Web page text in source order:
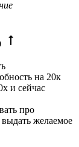
на 20к
и сейчас
про
желаемое